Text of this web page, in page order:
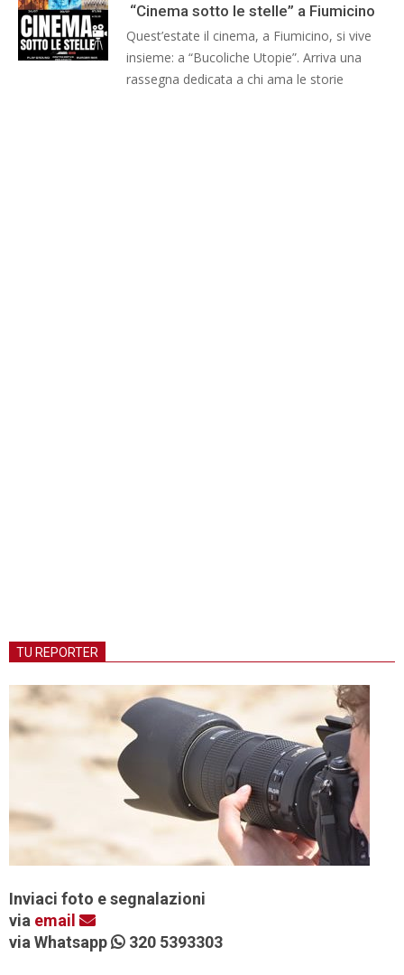
“Cinema sotto le stelle” a Fiumicino
Quest’estate il cinema, a Fiumicino, si vive
insieme: a “Bucoliche Utopie”. Arriva una
rassegna dedicata a chi ama le storie
TU REPORTER
Inviaci foto e segnalazioni
via email
via Whatsapp
320 5393303